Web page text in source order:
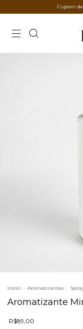
Cupom
Início . Aromatizantes .
Aromatizante
R$89,00